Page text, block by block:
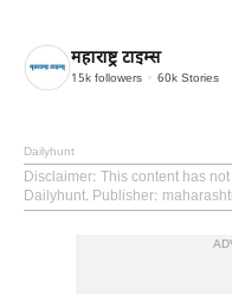
महाराष्ट्र टाइम्स
15k followers 60k Stories
Dailyhunt
Disclaimer: This content has
Dailyhunt. Publisher: